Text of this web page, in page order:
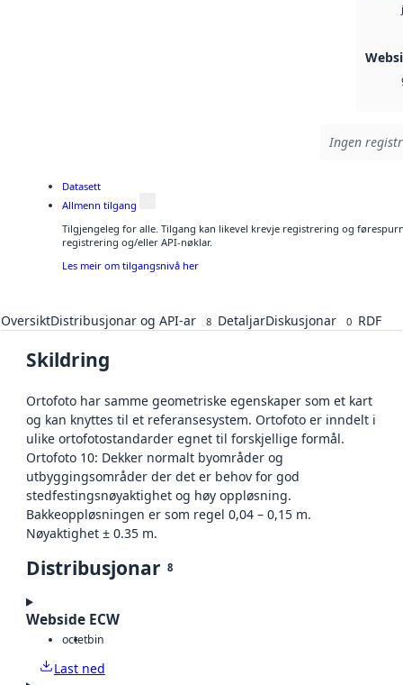
Ingen
Datasett
Allmenn tilgang
Tilgjengeleg for alle. Tilgang kan likevel krevje registrering og
registrering og/eller API-nøklar.
Les meir om tilgangsnivå her
OversiktDistribusjonar og API-ar 8 DetaljarDiskusjonar 0 RDF
Skildring
Ortofoto har samme geometriske egenskaper som et kart
og kan knyttes til et referansesystem. Ortofoto er inndelt i
ulike ortofotostandarder egnet til forskjellige formål.
Ortofoto 10: Dekker normalt byområder og
utbyggingsområder der det er behov for god
stedfestingsnøyaktighet og høy oppløsning.
Bakkeoppløsningen er som regel 0,04 – 0,15 m.
Nøyaktighet ± 0.35 m.
Distribusjonar 8
Webside ECW
octetbin
Last ned